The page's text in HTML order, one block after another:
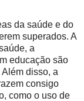
da saúde e do
superados. A
a
educação são
disso, a
consigo
como o uso de